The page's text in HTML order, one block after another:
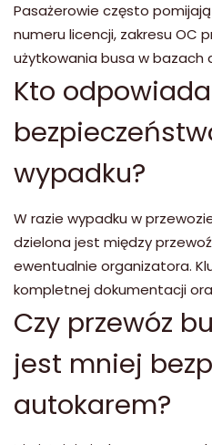
Pasażerowie często
numeru licencji, zakresu OC
użytkowania busa w bazach
Kto
wypadku?
W razie wypadku w
dzielona jest między
ewentualnie organizatora.
kompletnej dokumentacji
Czy przewóz
jest mniej
autokarem?